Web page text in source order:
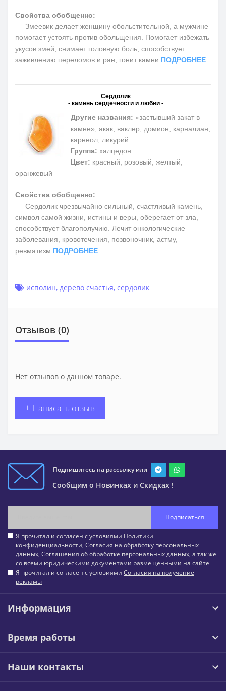
Свойства обобщенно:
Змеевик делает женщину обольстительной, а мужчине
помогает устоять против обольщения. Помогает избежать
укусов змей, снимает головную боль, способствует
заживлению переломов и ран, гонит камни ПОДРОБНЕЕ
Сердолик
- камень сердечности и любви -
Другие названия: «застывший закат в
камне», акак, ваклер, домион, карналиан,
карнеол, ликурий
Группа: халцедон
Цвет: красный, розовый, желтый,
оранжевый
Свойства обобщенно:
Сердолик чрезвычайно сильный, счастливый камень,
символ самой жизни, истины и веры, оберегает от зла,
способствует благополучию. Лечит онкологические
заболевания, кровотечения, позвоночник, астму,
ревматизм ПОДРОБНЕЕ
исполин, дерево счастья, сердолик
Отзывов (0)
Нет отзывов о данном товаре.
+ Написать отзыв
Подпишитесь на рассылку или
Сообщим о Новинках и Скидках !
Подписаться
Я прочитал и согласен с условиями Политики
конфиденциальности, Согласия на обработку персональных
данных, Соглашения об обработке персональных данных, а так же
со всеми юридическими документами размещенными на сайте
Я прочитал и согласен с условиями Согласия на получение
рекламы
Информация
Время работы
Наши контакты